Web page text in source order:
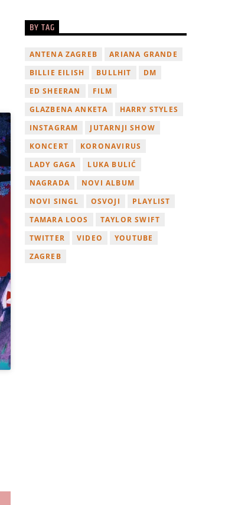
BY TAG
ANTENA ZAGREB
ARIANA GRANDE
BILLIE EILISH
BULLHIT
DM
ED SHEERAN
FILM
GLAZBENA ANKETA
HARRY STYLES
INSTAGRAM
JUTARNJI SHOW
KONCERT
KORONAVIRUS
LADY GAGA
LUKA BULIĆ
NAGRADA
NOVI ALBUM
NOVI SINGL
OSVOJI
PLAYLIST
TAMARA LOOS
TAYLOR SWIFT
TWITTER
VIDEO
YOUTUBE
ZAGREB